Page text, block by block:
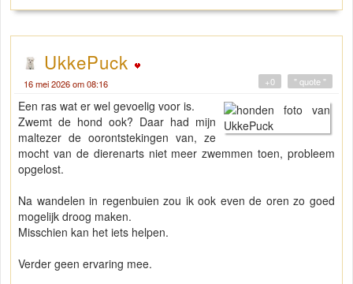
UkkePuck
16 mei 2026 om 08:16 " quote "
+0
Een ras wat er wel gevoelig voor is.
Zwemt de hond ook? Daar had mijn
maltezer de oorontstekingen van, ze
mocht van de dierenarts niet meer zwemmen toen, probleem
opgelost.
Na wandelen in regenbuien zou ik ook even de oren zo goed
mogelijk droog maken.
Misschien kan het iets helpen.
Verder geen ervaring mee.